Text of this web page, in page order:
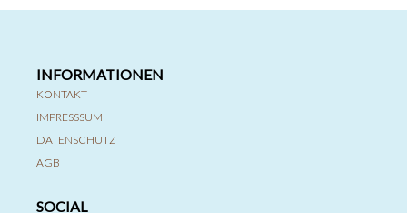
INFORMATIONEN
KONTAKT
IMPRESSSUM
DATENSCHUTZ
AGB
SOCIAL